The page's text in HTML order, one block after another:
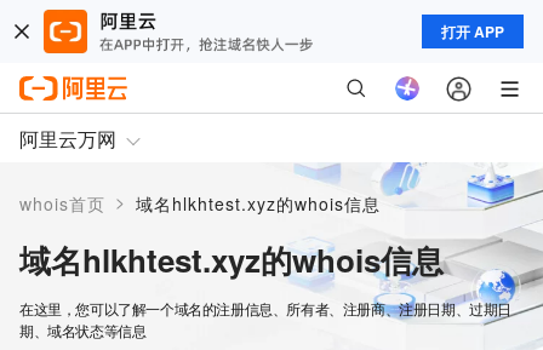
打开 APP
阿里云万网
whois首页 > 域名hlkhtest.xyz的whois信息
域名hlkhtest.xyz的whois信息
在这里，您可以了解一个域名的注册信息、所有者、注册商、注册日期、过期日
期、域名状态等信息